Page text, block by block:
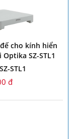
cho kính hiển
SZ-STL1
STL1
đ